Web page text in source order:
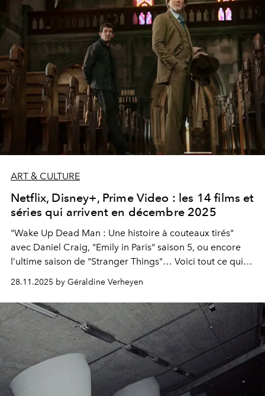
ART & CULTURE
Netflix, Disney+, Prime Video : les 14 films et
séries qui arrivent en décembre 2025
"Wake Up Dead Man : Une histoire à couteaux tirés"
avec Daniel Craig, "Emily in Paris" saison 5, ou encore
l’ultime saison de "Stranger Things"… Voici tout ce qui
arrive sur les plateformes de streaming en décembre
28.11.2025 by Géraldine Verheyen